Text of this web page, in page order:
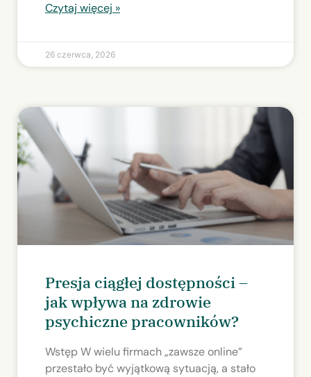
Czytaj więcej »
26 czerwca, 2026
Presja ciągłej dostępności –
jak wpływa na zdrowie
psychiczne pracowników?
Wstęp W wielu firmach „zawsze online”
przestało być wyjątkową sytuacją, a stało